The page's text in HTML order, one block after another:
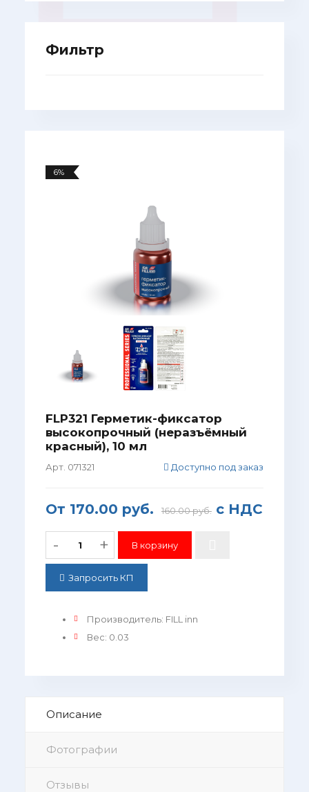
Фильтр
6%
FLP321 Герметик-фиксатор
высокопрочный (неразъёмный
красный), 10 мл
Арт. 071321 Доступно под заказ
От 170.00 руб. 160.00 руб.с НДС
- +
Запросить КП
Производитель: FILL inn
Вес: 0.03
Описание
Фотографии
Отзывы